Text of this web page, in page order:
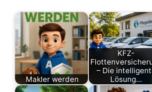
Makler werden
KFZ-
– Die
Lösung…